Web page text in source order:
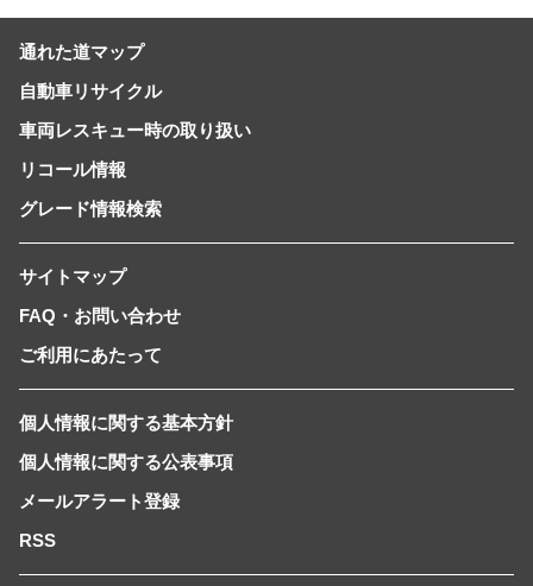
通れた道マップ
自動車リサイクル
車両レスキュー時の取り扱い
リコール情報
グレード情報検索
サイトマップ
FAQ・お問い合わせ
ご利用にあたって
個人情報に関する基本方針
個人情報に関する公表事項
メールアラート登録
RSS